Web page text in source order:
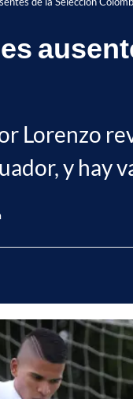
Lorenzo
y hay